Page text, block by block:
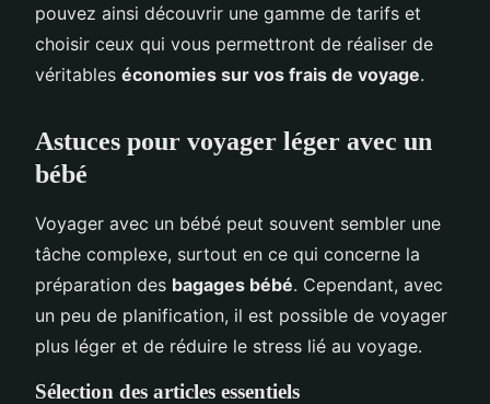
pouvez ainsi découvrir une gamme de tarifs et
choisir ceux qui vous permettront de réaliser de
véritables économies sur vos frais de voyage.
Astuces pour voyager léger avec un
bébé
Voyager avec un bébé peut souvent sembler une
tâche complexe, surtout en ce qui concerne la
préparation des bagages bébé. Cependant, avec
un peu de planification, il est possible de voyager
plus léger et de réduire le stress lié au voyage.
Sélection des articles essentiels